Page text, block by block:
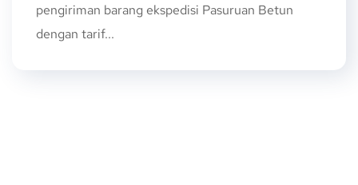
pengiriman barang ekspedisi Pasuruan Betun
dengan tarif...